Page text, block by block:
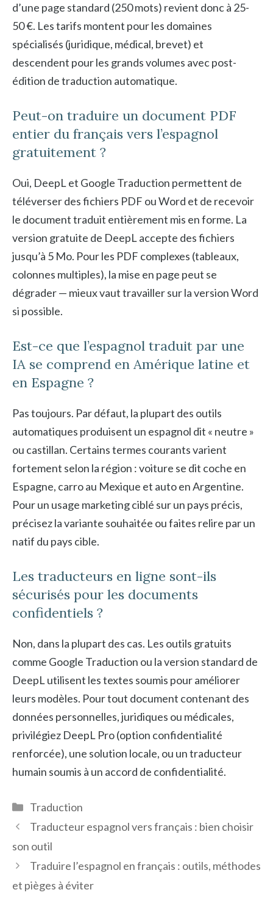
d’une page standard (250 mots) revient donc à 25-
50 €. Les tarifs montent pour les domaines
spécialisés (juridique, médical, brevet) et
descendent pour les grands volumes avec post-
édition de traduction automatique.
Peut-on traduire un document PDF
entier du français vers l’espagnol
gratuitement ?
Oui, DeepL et Google Traduction permettent de
téléverser des fichiers PDF ou Word et de recevoir
le document traduit entièrement mis en forme. La
version gratuite de DeepL accepte des fichiers
jusqu’à 5 Mo. Pour les PDF complexes (tableaux,
colonnes multiples), la mise en page peut se
dégrader — mieux vaut travailler sur la version Word
si possible.
Est-ce que l’espagnol traduit par une
IA se comprend en Amérique latine et
en Espagne ?
Pas toujours. Par défaut, la plupart des outils
automatiques produisent un espagnol dit « neutre »
ou castillan. Certains termes courants varient
fortement selon la région : voiture se dit coche en
Espagne, carro au Mexique et auto en Argentine.
Pour un usage marketing ciblé sur un pays précis,
précisez la variante souhaitée ou faites relire par un
natif du pays cible.
Les traducteurs en ligne sont-ils
sécurisés pour les documents
confidentiels ?
Non, dans la plupart des cas. Les outils gratuits
comme Google Traduction ou la version standard de
DeepL utilisent les textes soumis pour améliorer
leurs modèles. Pour tout document contenant des
données personnelles, juridiques ou médicales,
privilégiez DeepL Pro (option confidentialité
renforcée), une solution locale, ou un traducteur
humain soumis à un accord de confidentialité.
Catégories
Traduction
Traducteur espagnol vers français : bien choisir
son outil
Traduire l’espagnol en français : outils, méthodes
et pièges à éviter